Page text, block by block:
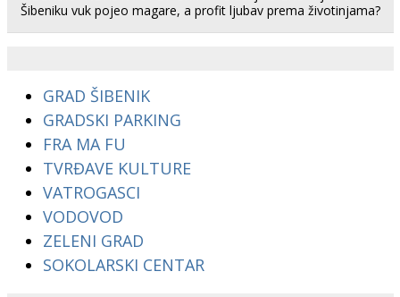
Šibeniku vuk pojeo magare, a profit ljubav prema životinjama?
GRAD ŠIBENIK
GRADSKI PARKING
FRA MA FU
TVRĐAVE KULTURE
VATROGASCI
VODOVOD
ZELENI GRAD
SOKOLARSKI CENTAR